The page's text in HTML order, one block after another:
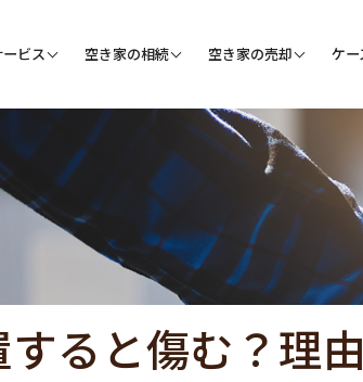
ビス 空き家の相続 空き家の売却 ケー
ると傷む？理由